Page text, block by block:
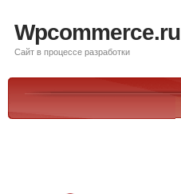
Wpcommerce.ru
Сайт в процессе разработки